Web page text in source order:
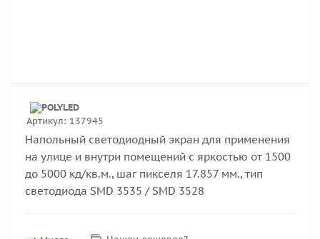
Артикул: 137945
Напольный светодиодный экран для применения
на улице и внутри помещений с яркостью от 1500
до 5000 кд/кв.м., шаг пикселя 17.857 мм., тип
светодиода SMD 3535 / SMD 3528